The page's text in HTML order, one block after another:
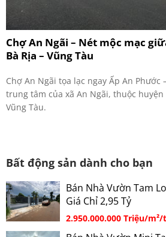
Chợ An Ngãi – Nét mộc mạc
Bà Rịa – Vũng Tàu
Chợ An Ngãi tọa lạc ngay Ấp An Phước
trung tâm của xã An Ngãi, thuộc
Vũng Tàu.
Bất động sản dành cho bạn
Bán Nhà Vườn Tam
Giá Chỉ 2,95 Tỷ
2.950.000.000 Triệu/